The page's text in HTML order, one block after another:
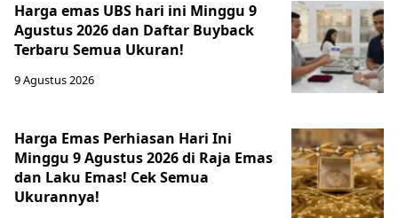
Harga emas UBS hari ini Minggu 9
Agustus 2026 dan Daftar Buyback
Terbaru Semua Ukuran!
9 Agustus 2026
Harga Emas Perhiasan Hari Ini
Minggu 9 Agustus 2026 di Raja Emas
dan Laku Emas! Cek Semua
Ukurannya!